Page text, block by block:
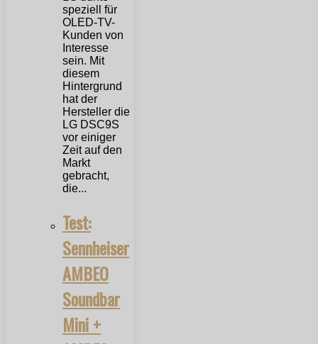
speziell für
OLED-TV-
Kunden von
Interesse
sein. Mit
diesem
Hintergrund
hat der
Hersteller die
LG DSC9S
vor einiger
Zeit auf den
Markt
gebracht,
die...
Test:
Sennheiser
AMBEO
Soundbar
Mini +